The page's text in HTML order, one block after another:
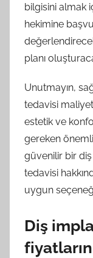
bilgisini almak
hekimine
planı
Unutmayın,
tedavisi
estetik ve
gereken
güvenilir bir
tedavisi
uygun
Diş